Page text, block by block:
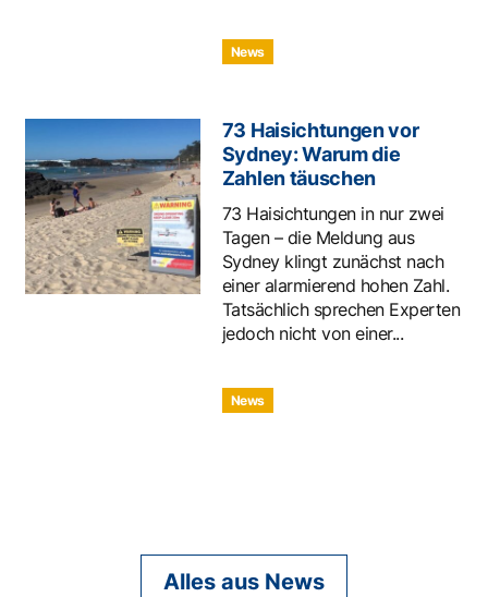
News
73 Haisichtungen vor
Sydney: Warum die
Zahlen täuschen
73 Haisichtungen in nur zwei
Tagen – die Meldung aus
Sydney klingt zunächst nach
einer alarmierend hohen Zahl.
Tatsächlich sprechen Experten
jedoch nicht von einer...
News
Alles aus News